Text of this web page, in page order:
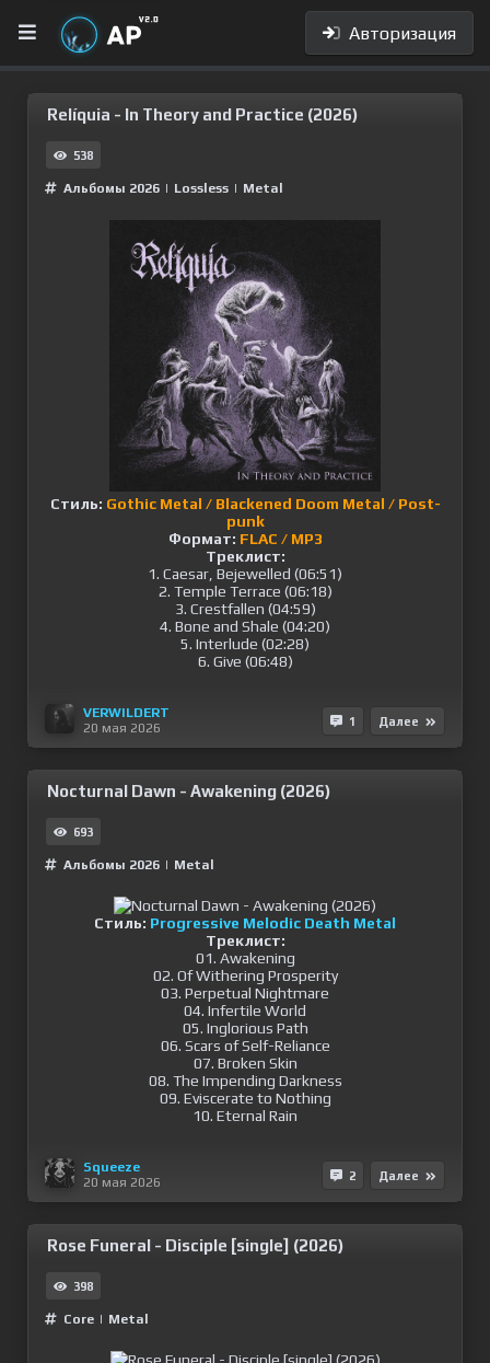
Авторизация
Relíquia - In Theory and Practice (2026)
538
Альбомы 2026 | Lossless | Metal
Стиль: Gothic Metal / Blackened Doom Metal / Post-
punk
Формат: FLAC / MP3
Треклист:
1. Caesar, Bejewelled (06:51)
2. Temple Terrace (06:18)
3. Crestfallen (04:59)
4. Bone and Shale (04:20)
5. Interlude (02:28)
6. Give (06:48)
VERWILDERT
20 мая 2026
1 Далее
Nocturnal Dawn - Awakening (2026)
693
Альбомы 2026 | Metal
Стиль: Progressive Melodic Death Metal
Треклист:
01. Awakening
02. Of Withering Prosperity
03. Perpetual Nightmare
04. Infertile World
05. Inglorious Path
06. Scars of Self-Reliance
07. Broken Skin
08. The Impending Darkness
09. Eviscerate to Nothing
10. Eternal Rain
Squeeze
20 мая 2026
2 Далее
Rose Funeral - Disciple [single] (2026)
398
Сore | Metal